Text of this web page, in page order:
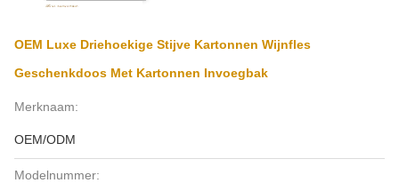
OEM Luxe Driehoekige Stijve Kartonnen Wijnfles
Geschenkdoos Met Kartonnen Invoegbak
Merknaam:
OEM/ODM
Modelnummer: